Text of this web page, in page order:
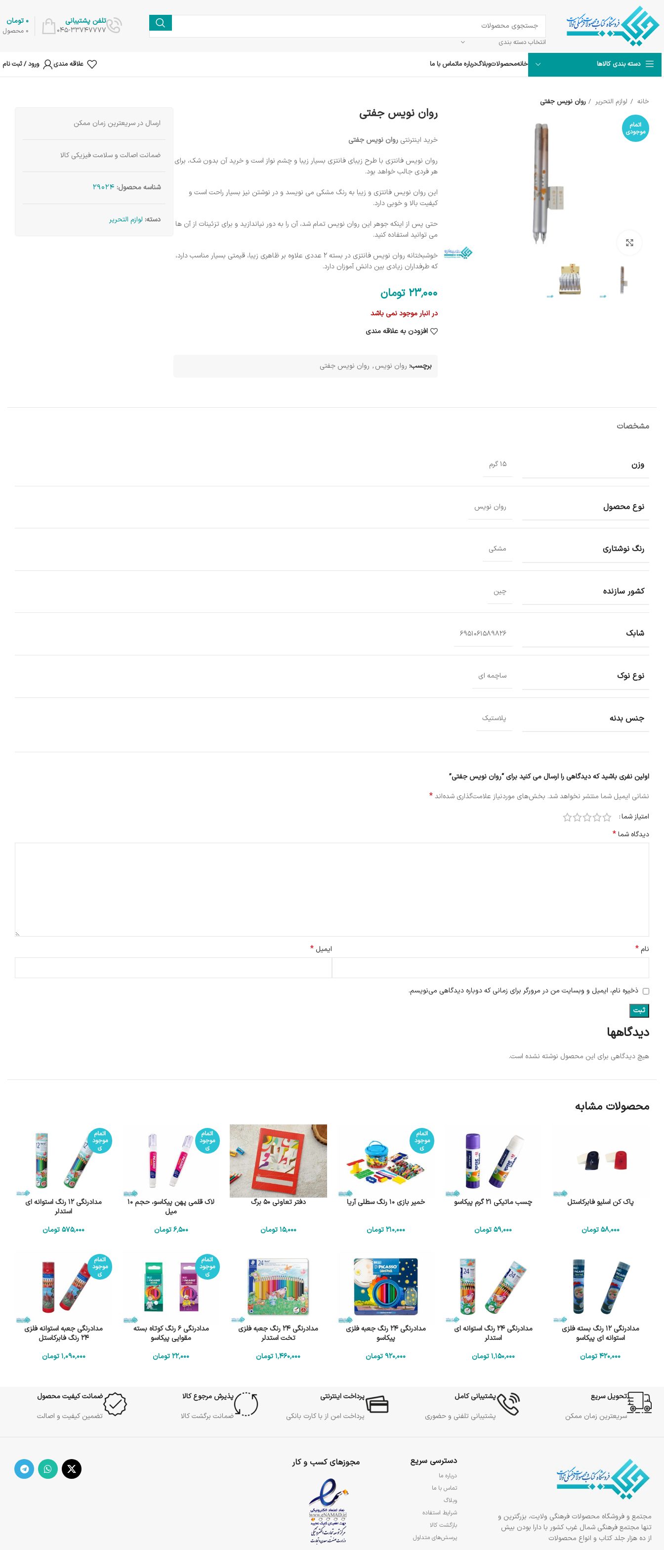
انتخاب دسته بندی
تلفن پشتیبانی
045-33747777
0 محصول
0 تومان
دسته بندی کالاها خانهمحصولاتوبلاگدرباره ماتماس با ما علاقه مندی ورود / ثبت نام
خانه لوازم التحریر روان نویس جفتی
اتمام
موجودی
روان نویس جفتی
خرید اینترنتی روان نویس جفتی
روان نویس فانتزی با طرح زیبای فانتزی بسیار زیبا و چشم نواز است و خرید آن بدون شک، برای
هر فردی جالب خواهد بود.
این روان نویس فانتزی و زیبا به رنگ مشکی می نویسد و در نوشتن نیز بسیار راحت است و
کیفیت بالا و خوبی دارد.
حتی پس از اینکه جوهر این روان نویس تمام شد، آن را به دور نیاندازید و برای تزئینات از آن ها
می توانید استفاده کنید.
خوشبختانه روان نویس فانتزی در بسته ۲ عددی علاوه بر ظاهری زیبا، قیمتی بسیار مناسب دارد،
که طرفداران زیادی بین دانش آموزان دارد.
23٬000 تومان
در انبار موجود نمی باشد
افزودن به علاقه مندی
برچسب: روان نویس, روان نویس جفتی
ارسال در سریعترین زمان ممکن
ضمانت اصالت و سلامت فیزیکی کالا
شناسه محصول: 29024
دسته: لوازم التحریر
مشخصات
وزن 15 گرم
نوع محصول روان نویس
رنگ نوشتاری مشکی
کشور سازنده چین
شابک 6951061589826
نوع نوک ساچمه ای
جنس بدنه پلاستیک
دیدگاهها
هیچ دیدگاهی برای این محصول نوشته نشده است.
اولین نفری باشید که دیدگاهی را ارسال می کنید برای “روان نویس جفتی”
نشانی ایمیل شما منتشر نخواهد شد. بخش‌های موردنیاز علامت‌گذاری شده‌اند*
امتیاز شما
دیدگاه شما*
نام* ایمیل*
ذخیره نام، ایمیل و وبسایت من در مرورگر برای زمانی که دوباره دیدگاهی می‌نویسم.
محصولات مشابه
پاک کن اسلیو فابرکاستل
58٬000تومان
چسب ماتیکی 21 گرم پیکاسو
59٬000تومان
اتمام
موجود
ی
خمیر بازی 10 رنگ سطلی آریا
210٬000 تومان
دفتر تعاونی 50 برگ
15٬000تومان
اتمام
موجود
ی
لاک قلمی پهن پیکاسو، حجم 10
میل
6٬500 تومان
اتمام
موجود
ی
مدادرنگی 12 رنگ استوانه ای
استدلر
575٬000 تومان
مدادرنگی 12 رنگ بسته فلزی
استوانه ای پیکاسو
420٬000 تومان
مدادرنگی 24 رنگ استوانه ای
استدلر
1٬150٬000 تومان
مدادرنگی 24 رنگ جعبه فلزی
پیکاسو
920٬000تومان
مدادرنگی 24 رنگ جعبه فلزی
تخت استدلر
1٬460٬000 تومان
اتمام
موجود
ی
مدادرنگی 6 رنگ کوتاه بسته
مقوایی پیکاسو
22٬000تومان
اتمام
موجود
ی
مدادرنگی جعبه استوانه فلزی
24 رنگ فابرکاستل
1٬090٬000 تومان
تحویل سریع
سریعترین زمان ممکن
پشتیبانی کامل
پشتیبانی تلفنی و حضوری
پرداخت اینترنتی
پرداخت امن از با کارت بانکی
پذیرش مرجوع کالا
ضمانت برگشت کالا
ضمانت کیفیت محصول
تضمین کیفیت و اصالت
مجتمع و فروشگاه محصولات فرهنگی ولایت، بزرگترین و
تنها مجتمع فرهنگی شمال غرب کشور با دارا بودن بیش
از ده هزار جلد کتاب و انواع محصولات
دسترسی سریع
درباره ما
تماس با ما
وبلاگ
شرایط استفاده
بازگشت کالا
پرسش‌های متداول
مجوزهای کسب و کار